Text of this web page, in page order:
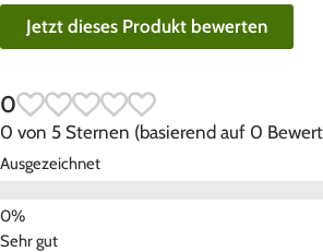
Jetzt dieses Produkt bewerten
0
0 von 5 Sternen (basierend auf 0
Ausgezeichnet
Sehr gut